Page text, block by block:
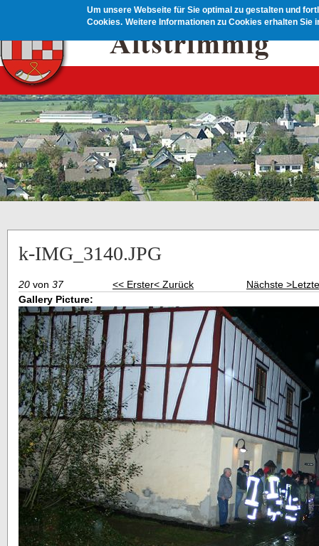
Um unsere Webseite für Sie optimal zu gestalten und
Cookies. Weitere Informationen zu Cookies erhalten Sie
k-IMG_3140.JPG
20 von 37 << Erster< Zurück Nächste >
Gallery Picture: